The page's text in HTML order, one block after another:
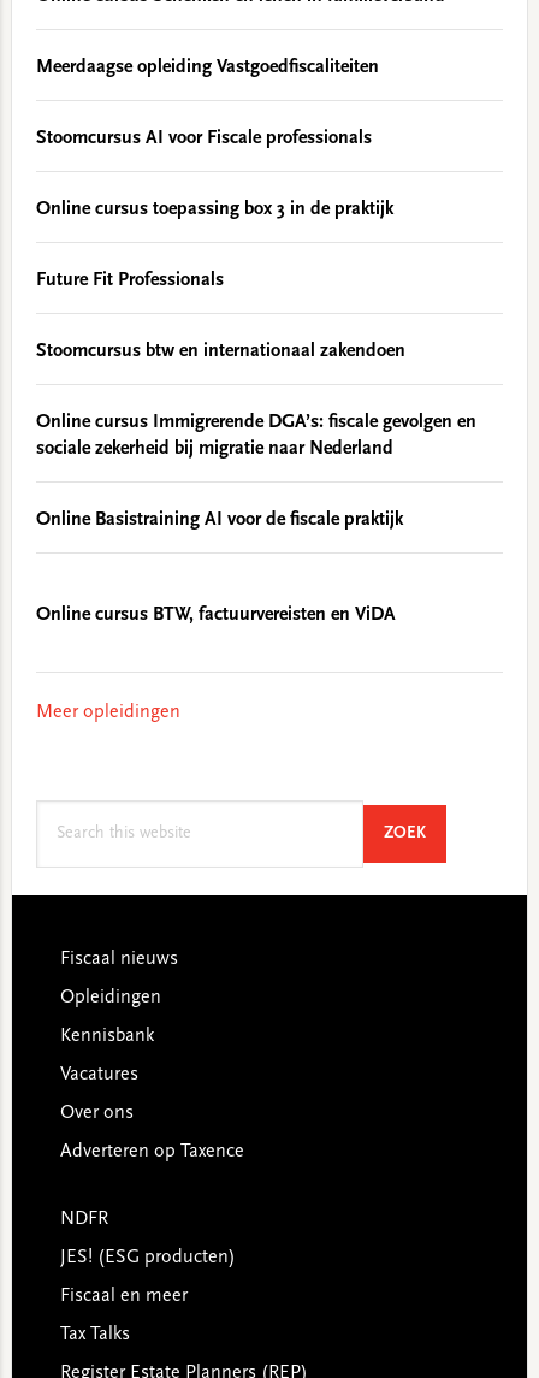
Meerdaagse opleiding Vastgoedfiscaliteiten
Stoomcursus AI voor Fiscale professionals
Online cursus toepassing box 3 in de praktijk
Future Fit Professionals
Stoomcursus btw en internationaal zakendoen
Online cursus Immigrerende DGA’s: fiscale gevolgen en
sociale zekerheid bij migratie naar Nederland
Online Basistraining AI voor de fiscale praktijk
Online cursus BTW, factuurvereisten en ViDA
Meer opleidingen
ZOEKSEARCH
Footer
Fiscaal nieuws
Opleidingen
Kennisbank
Vacatures
Over ons
Adverteren op Taxence
NDFR
JES! (ESG producten)
Fiscaal en meer
Tax Talks
Register Estate Planners (REP)